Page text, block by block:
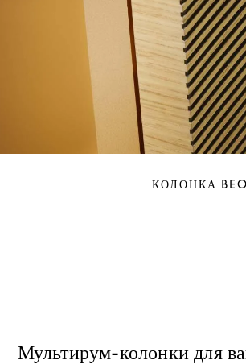
КОЛОНКА
Мультирум-колонки для